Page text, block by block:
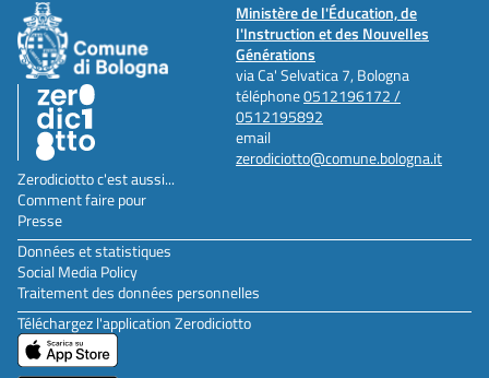
Ministère de l'Éducation, de
l'Instruction et des Nouvelles
Générations
via Ca' Selvatica 7, Bologna
téléphone0512196172 /
0512195892
email
zerodiciotto@comune.bologna.it
Zerodiciotto c'est aussi...
Comment faire pour
Presse
Données et statistiques
Social Media Policy
Traitement des données personnelles
Téléchargez l'application Zerodiciotto